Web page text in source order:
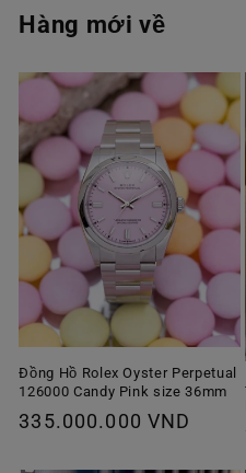
Hàng mới về
Đồng Hồ Rolex Oyster Perpetual
126000 Candy Pink size 36mm
Giá
335.000.000 VND